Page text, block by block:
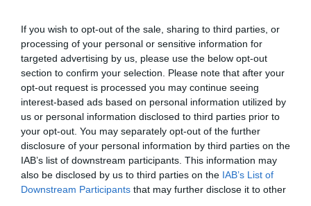
If you wish to opt-out of the sale, sharing to third parties, or
processing of your personal or sensitive information for
targeted advertising by us, please use the below opt-out
section to confirm your selection. Please note that after your
opt-out request is processed you may continue seeing
interest-based ads based on personal information utilized by
us or personal information disclosed to third parties prior to
your opt-out. You may separately opt-out of the further
disclosure of your personal information by third parties on the
IAB’s list of downstream participants. This information may
also be disclosed by us to third parties on the IAB’s List of
Downstream Participants that may further disclose it to other
DESTAQUES DA SEMANA
EURO U17 MASC. EURO U17 FEM. TORNEIOS 3x3